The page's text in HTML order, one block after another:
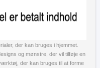
der kan bruges i hjemmet.
og mønstre, der vil tilføje en
der kan bruges til at forme